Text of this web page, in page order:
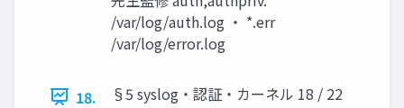
/var/log/auth.log ・ *.err
/var/log/error.log
18.
§5 syslog・認証・カーネル 18 / 22